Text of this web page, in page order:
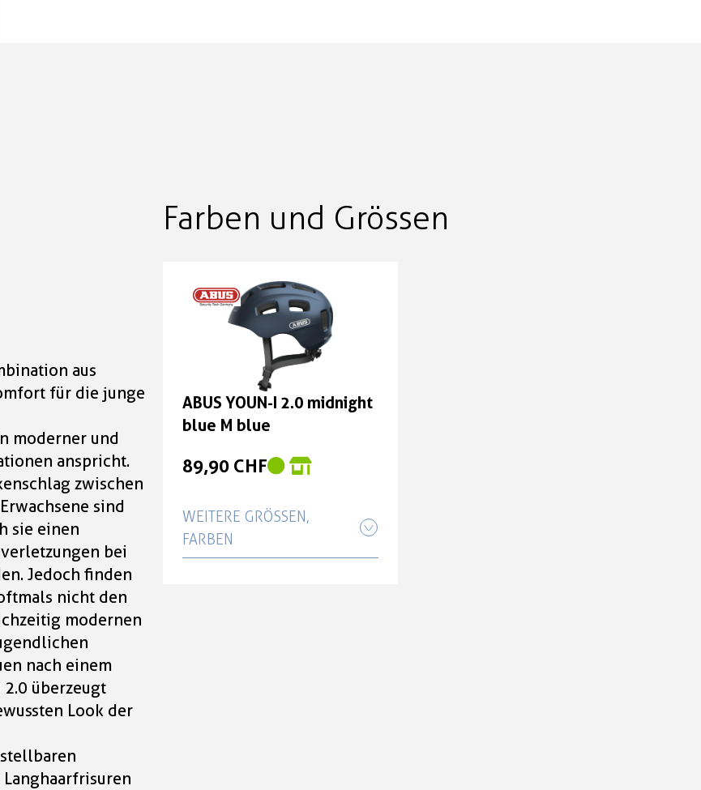
aus
für die junge
moderner und
anspricht.
zwischen
sind
sie einen
bei
Jedoch finden
nicht den
modernen
nach einem
2.0 überzeugt
Look der
Farben und Grössen
ABUS YOUN-I 2.0 midnight
blue M blue
89,90 CHF
WEITERE GRÖSSEN, F
ARBEN